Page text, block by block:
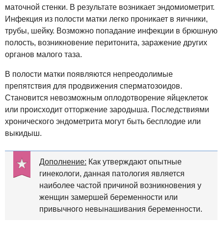
маточной стенки. В результате возникает эндомиометрит.
Инфекция из полости матки легко проникает в яичники,
трубы, шейку. Возможно попадание инфекции в брюшную
полость, возникновение перитонита, заражение других
органов малого таза.
В полости матки появляются непреодолимые
препятствия для продвижения сперматозоидов.
Становится невозможным оплодотворение яйцеклеток
или происходит отторжение зародыша. Последствиями
хронического эндометрита могут быть бесплодие или
выкидыш.
Дополнение: Как утверждают опытные
гинекологи, данная патология является
наиболее частой причиной возникновения у
женщин замершей беременности или
привычного невынашивания беременности.